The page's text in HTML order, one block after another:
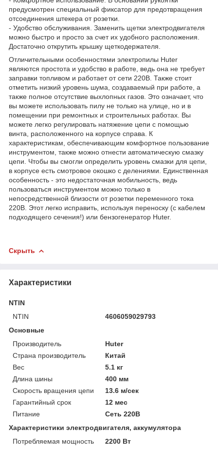
предусмотрен специальный фиксатор для предотвращения
отсоединения штекера от розетки.
- Удобство обслуживания. Заменить щетки электродвигателя
можно быстро и просто за счет их удобного расположения.
Достаточно открутить крышку щеткодержателя.
Отличительными особенностями электропилы Huter
являются простота и удобство в работе, ведь она не требует
заправки топливом и работает от сети 220В. Также стоит
отметить низкий уровень шума, создаваемый при работе, а
также полное отсутствие выхлопных газов. Это означает, что
вы можете использовать пилу не только на улице, но и в
помещении при ремонтных и строительных работах. Вы
можете легко регулировать натяжение цепи с помощью
винта, расположенного на корпусе справа. К
характеристикам, обеспечивающим комфортное пользование
инструментом, также можно отнести автоматическую смазку
цепи. Чтобы вы смогли определить уровень смазки для цепи,
в корпусе есть смотровое окошко с делениями. Единственная
особенность - это недостаточная мобильность, ведь
пользоваться инструментом можно только в
непосредственной близости от розетки переменного тока
220В. Этот легко исправить, используя переноску (с кабелем
подходящего сечения!) или бензогенератор Huter.
Скрыть
Характеристики
NTIN
NTIN
4606059029793
Основные
Производитель
Huter
Страна производитель
Китай
Вес
5.1 кг
Длина шины
400 мм
Скорость вращения цепи
13.6 м/сек
Гарантийный срок
12 мес
Питание
Сеть 220В
Характеристики электродвигателя, аккумулятора
Потребляемая мощность
2200 Вт